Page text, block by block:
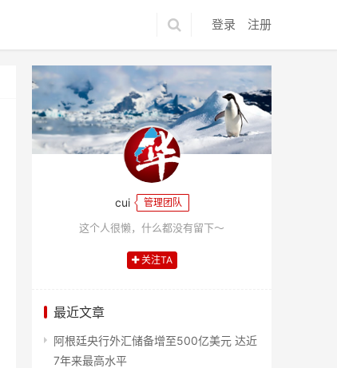
登录 注册
cui 管理团队
这个人很懒，什么都没有留下～
关注TA
最近文章
阿根廷央行外汇储备增至500亿美元 达近
7年来最高水平